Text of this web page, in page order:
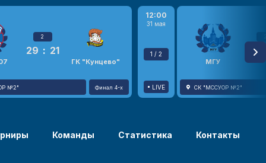
2
29 : 21
ГК "Кунцево"
№2" Финал 4-х
12:00
31 мая
1 / 2
LIVE
МГУ
23
СК "МССУОР №2"
Команды Статистика Контакты